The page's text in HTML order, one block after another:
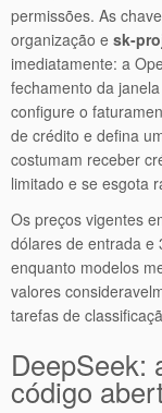
permissões. As
organização e sk-
imediatamente: a
fechamento da
configure o
de crédito e defina
costumam receber
limitado e se esgota
Os preços vigentes
dólares de entrada e
enquanto modelos
valores
tarefas de
DeepSeek:
código